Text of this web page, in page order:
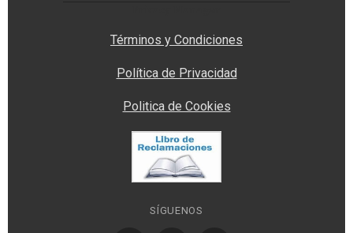
Términos y Condiciones
Política de Privacidad
Politica de Cookies
SÍGUENOS